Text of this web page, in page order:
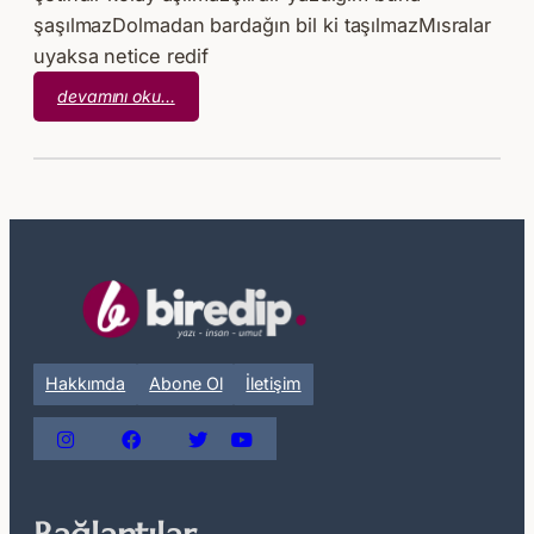
şaşılmazDolmadan bardağın bil ki taşılmazMısralar
uyaksa netice redif
devamını oku…
Netice
Hakkımda Abone Ol İletişim